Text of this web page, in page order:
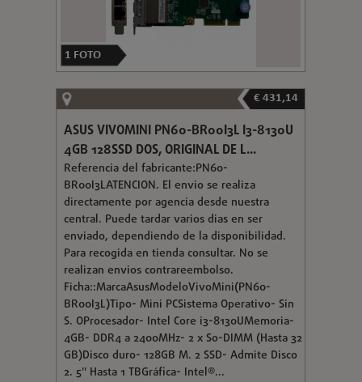
1 FOTO
€ 431,14
ASUS VIVOMINI PN60-BR00I3L I3-8130U
4GB 128SSD DOS, ORIGINAL DE L...
Referencia del fabricante:PN60-
BR00I3LATENCION. El envio se realiza
directamente por agencia desde nuestra
central. Puede tardar varios dias en ser
enviado, dependiendo de la disponibilidad.
Para recogida en tienda consultar. No se
realizan envios contrareembolso.
Ficha::MarcaAsusModeloVivoMini(PN60-
BR00I3L)Tipo- Mini PCSistema Operativo- Sin
S. OProcesador- Intel Core i3-8130UMemoria-
4GB- DDR4 a 2400MHz- 2 x So-DIMM (Hasta 32
GB)Disco duro- 128GB M. 2 SSD- Admite Disco
2. 5" Hasta 1 TBGráfica- Intel®...